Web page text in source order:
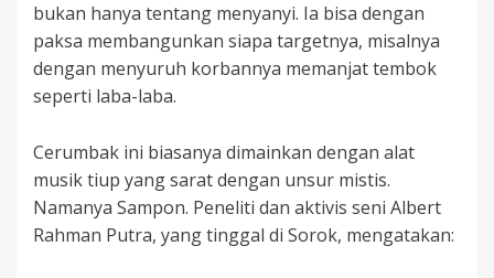
bukan hanya tentang menyanyi. Ia bisa dengan
paksa membangunkan siapa targetnya, misalnya
dengan menyuruh korbannya memanjat tembok
seperti laba-laba.
Cerumbak ini biasanya dimainkan dengan alat
musik tiup yang sarat dengan unsur mistis.
Namanya Sampon. Peneliti dan aktivis seni Albert
Rahman Putra, yang tinggal di Sorok, mengatakan: